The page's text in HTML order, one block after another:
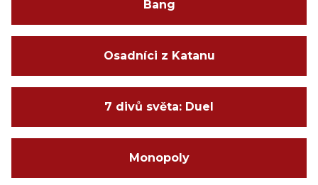
Bang
Osadníci z Katanu
7 divů světa: Duel
Monopoly